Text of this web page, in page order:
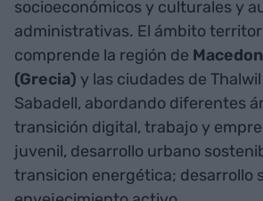
socioeconómicos y culturales y
administrativas. El ámbito
comprende la región de
(Grecia) y las ciudades de
Sabadell, abordando diferentes
transición digital, trabajo y
juvenil, desarrollo urbano
transicion energética; desarrollo